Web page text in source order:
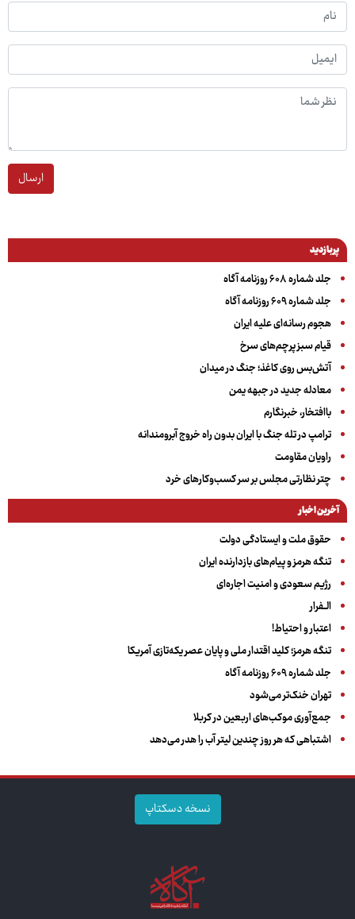
ارسال
پربازدید
جلد شماره ۶۰۸ روزنامه آگاه
جلد شماره ۶۰۹ روزنامه آگاه
هجوم رسانه‌ای علیه ایران
قیام سبز پرچم‌های سرخ
آتش‌بس روی کاغذ؛ جنگ در میدان
معادله جدید در جبهه یمن
باافتخار، خبرنگارم
ترامپ در تله جنگ با ایران بدون راه خروج آبرومندانه
راویان مقاومت
چتر نظارتی مجلس بر سر کسب‌وکارهای خرد
آخرین اخبار
حقوق ملت و ایستادگی دولت
تنگه هرمز و پیام‌های بازدارنده ایران
رژیم سعودی و امنیت اجاره‌ای
الــفرار
اعتبار و احتیاط!
تنگه هرمز؛ کلید اقتدار ملی و پایان عصر یکه‌تازی آمریکا
جلد شماره ۶۰۹ روزنامه آگاه
تهران خنک‌تر می‌شود
جمع‌آوری موکب‌های اربعین در کربلا
اشتباهی که هر روز چندین لیتر آب را هدر می‌دهد
نسخه دسکتاپ